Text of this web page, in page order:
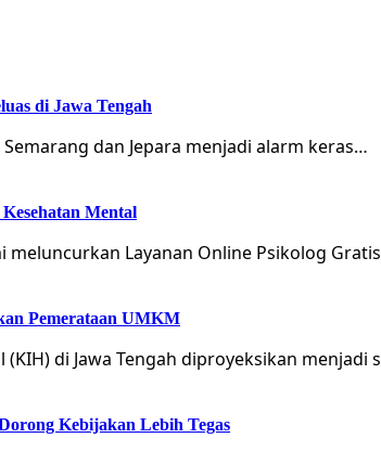
di Jawa Tengah
dan Jepara menjadi alarm keras…
Mental
meluncurkan Layanan Online Psikolog
Pemerataan UMKM
di Jawa Tengah diproyeksikan menjadi
Kebijakan Lebih Tegas